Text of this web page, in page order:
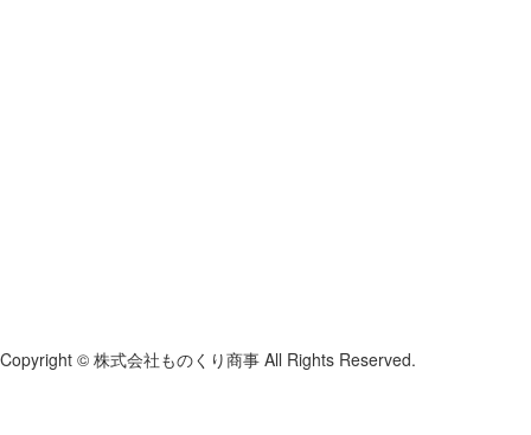
Copyright © 株式会社ものくり商事 All Rights Reserved.